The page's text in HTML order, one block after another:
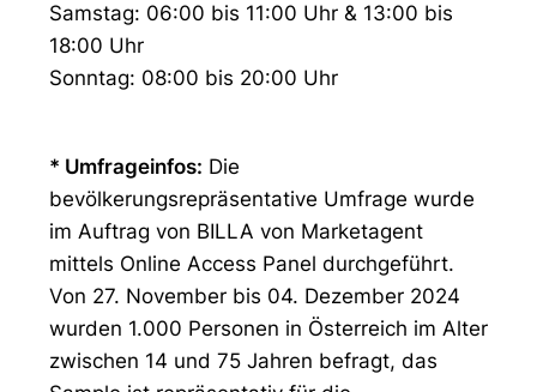
Samstag: 06:00 bis 11:00 Uhr & 13:00 bis
18:00 Uhr
Sonntag: 08:00 bis 20:00 Uhr
* Umfrageinfos: Die
bevölkerungsrepräsentative Umfrage wurde
im Auftrag von BILLA von Marketagent
mittels Online Access Panel durchgeführt.
Von 27. November bis 04. Dezember 2024
wurden 1.000 Personen in Österreich im Alter
zwischen 14 und 75 Jahren befragt, das